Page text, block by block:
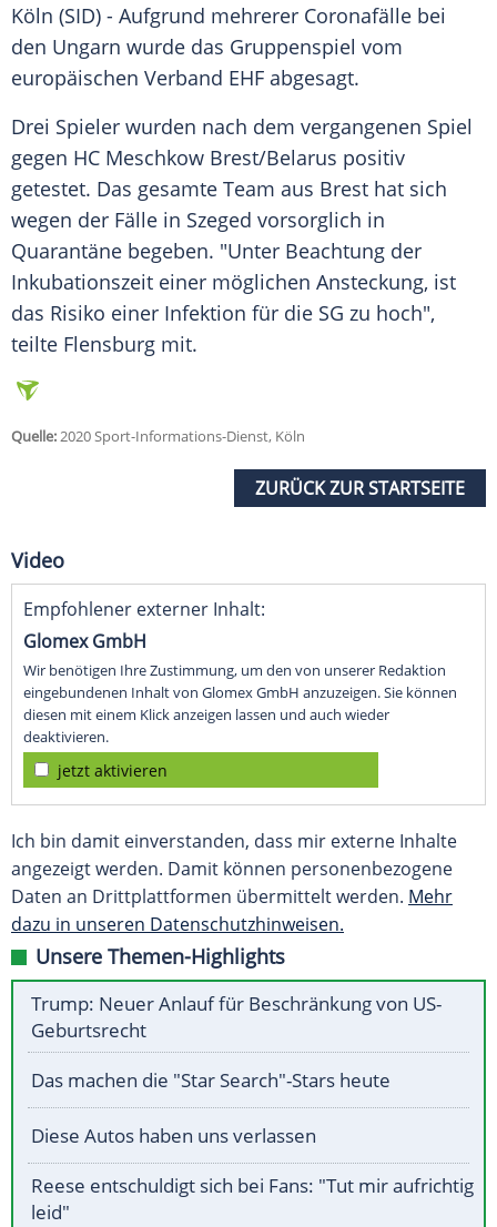
Köln (SID) - Aufgrund mehrerer Coronafälle bei
den Ungarn wurde das Gruppenspiel vom
europäischen Verband EHF abgesagt.
Drei Spieler wurden nach dem vergangenen Spiel
gegen HC Meschkow Brest/Belarus positiv
getestet. Das gesamte Team aus Brest hat sich
wegen der Fälle in Szeged vorsorglich in
Quarantäne begeben. "Unter Beachtung der
Inkubationszeit einer möglichen Ansteckung, ist
das Risiko einer Infektion für die SG zu hoch",
teilte Flensburg mit.
Quelle:2020 Sport-Informations-Dienst, Köln
ZURÜCK ZUR STARTSEITE
Video
Empfohlener externer Inhalt:
Glomex GmbH
Wir benötigen Ihre Zustimmung, um den von unserer Redaktion
eingebundenen Inhalt von Glomex GmbH anzuzeigen. Sie können
diesen mit einem Klick anzeigen lassen und auch wieder
deaktivieren.
jetzt aktivieren
Ich bin damit einverstanden, dass mir externe Inhalte
angezeigt werden. Damit können personenbezogene
Daten an Drittplattformen übermittelt werden. Mehr
dazu in unseren Datenschutzhinweisen.
Unsere Themen-Highlights
Trump: Neuer Anlauf für Beschränkung von US-
Geburtsrecht
Das machen die "Star Search"-Stars heute
Diese Autos haben uns verlassen
Reese entschuldigt sich bei Fans: "Tut mir aufrichtig
leid"